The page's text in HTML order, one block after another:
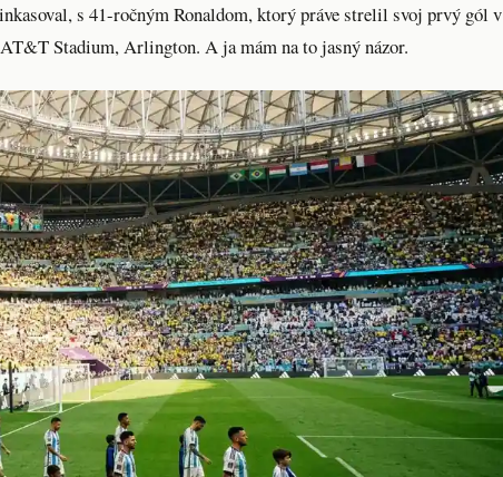
s 41-ročným Ronaldom, ktorý práve strelil svoj prvý gól v
Stadium, Arlington. A ja mám na to jasný názor.